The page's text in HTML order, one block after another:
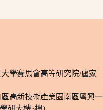
學賽馬會高等研究院/盧家
高新技術產業園南區粵興一